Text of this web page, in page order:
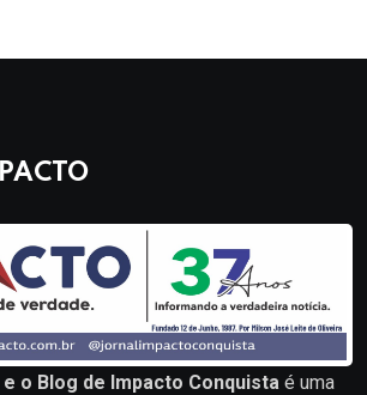
o Blog de Impacto Conquista é uma